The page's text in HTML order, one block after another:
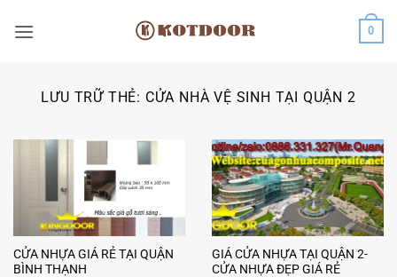
qua
0
LƯU TRỮ THẺ: CỬA NHÀ VỆ SINH TẠI QUẬN 2
CỬA NHỰA GIÁ RẺ TẠI QUẬN
BÌNH THẠNH
GIÁ CỬA NHỰA TẠI QUẬN 2-
CỬA NHỰA ĐẸP GIÁ RẺ